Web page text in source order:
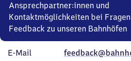
Ansprechpartner:innen und
Kontaktmöglichkeiten bei
Feedback zu unseren Bahnhöfen
E-Mail